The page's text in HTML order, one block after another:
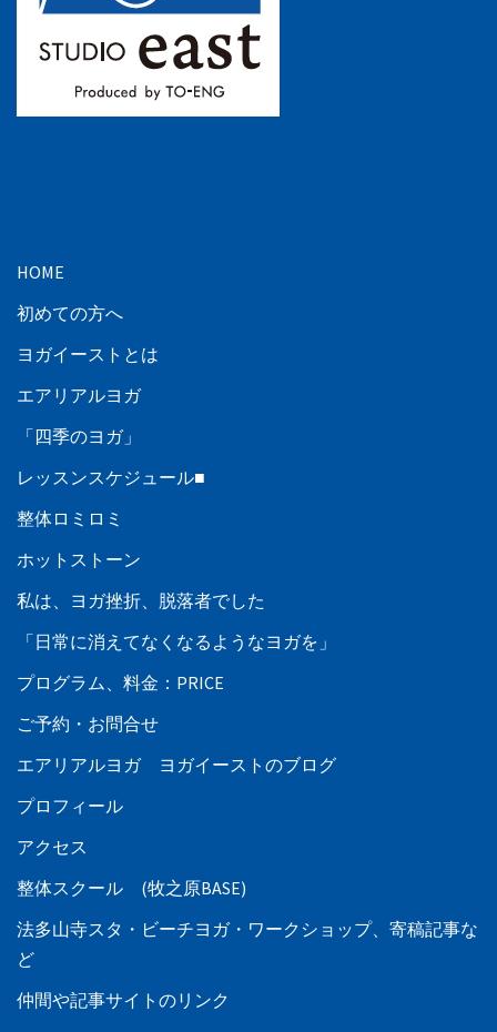
HOME
初めての方へ
ヨガイーストとは
エアリアルヨガ
「四季のヨガ」
レッスンスケジュール■
整体ロミロミ
ホットストーン
私は、ヨガ挫折、脱落者でした
「日常に消えてなくなるようなヨガを」
プログラム、料金：PRICE
ご予約・お問合せ
エアリアルヨガ ヨガイーストのブログ
プロフィール
アクセス
整体スクール (牧之原BASE)
法多山寺スタ・ビーチヨガ・ワークショップ、寄稿記事な
ど
仲間や記事サイトのリンク